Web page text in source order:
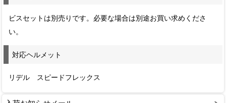
ビスセットは別売りです。必要な場合は別途お買い求めくださ
い。
対応ヘルメット
リデル スピードフレックス